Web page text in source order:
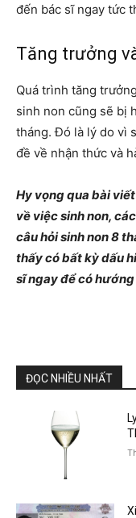
đến bác sĩ ngay tức
Tăng trưởng
Quá trình tăng
sinh non cũng sẽ bị
tháng. Đó là lý do vì
đề về nhận thức và
Hy vọng qua bài
về việc sinh non,
câu hỏi sinh non 8
thấy có bất kỳ dấu
sĩ ngay để có
ĐỌC NHIỀU NHẤT